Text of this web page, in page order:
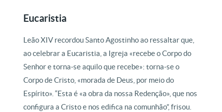
Eucaristia
Leão XIV recordou Santo Agostinho ao ressaltar que,
ao celebrar a Eucaristia, a Igreja «recebe o Corpo do
Senhor e torna-se aquilo que recebe»: torna-se o
Corpo de Cristo, «morada de Deus, por meio do
Espírito». “Esta é «a obra da nossa Redenção», que nos
configura a Cristo e nos edifica na comunhão”, frisou.